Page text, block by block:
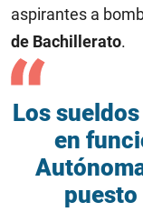
aspirantes a
de Bachillerato.
Los
en